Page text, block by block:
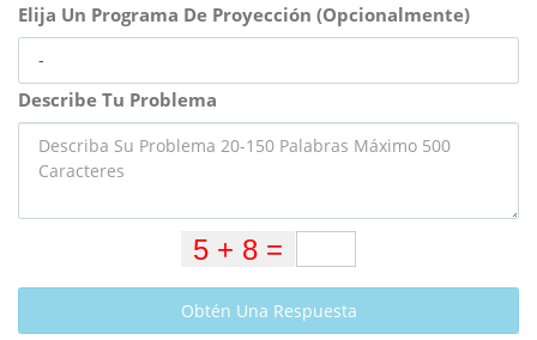
Elija Un Programa De Proyección (Opcionalmente)
Describe Tu Problema
Obtén Una Respuesta